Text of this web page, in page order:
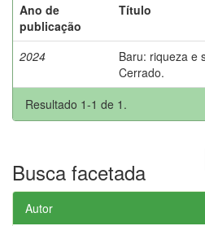
Ano de
publicação
Título
2024
Baru: riqueza e
Cerrado.
Resultado 1-1 de 1.
Busca facetada
Autor